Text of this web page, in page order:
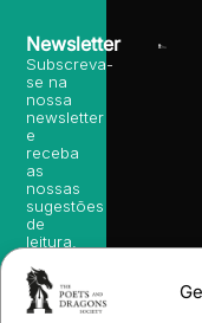
Newsletter
Subscreva-
se na
nossa
newsletter
e
receba
as
nossas
sugestões
de
leitura,
sobre
lançamentos,
vantagens